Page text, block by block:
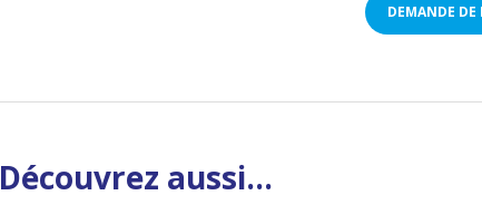
DEMANDE DE
Découvrez aussi...